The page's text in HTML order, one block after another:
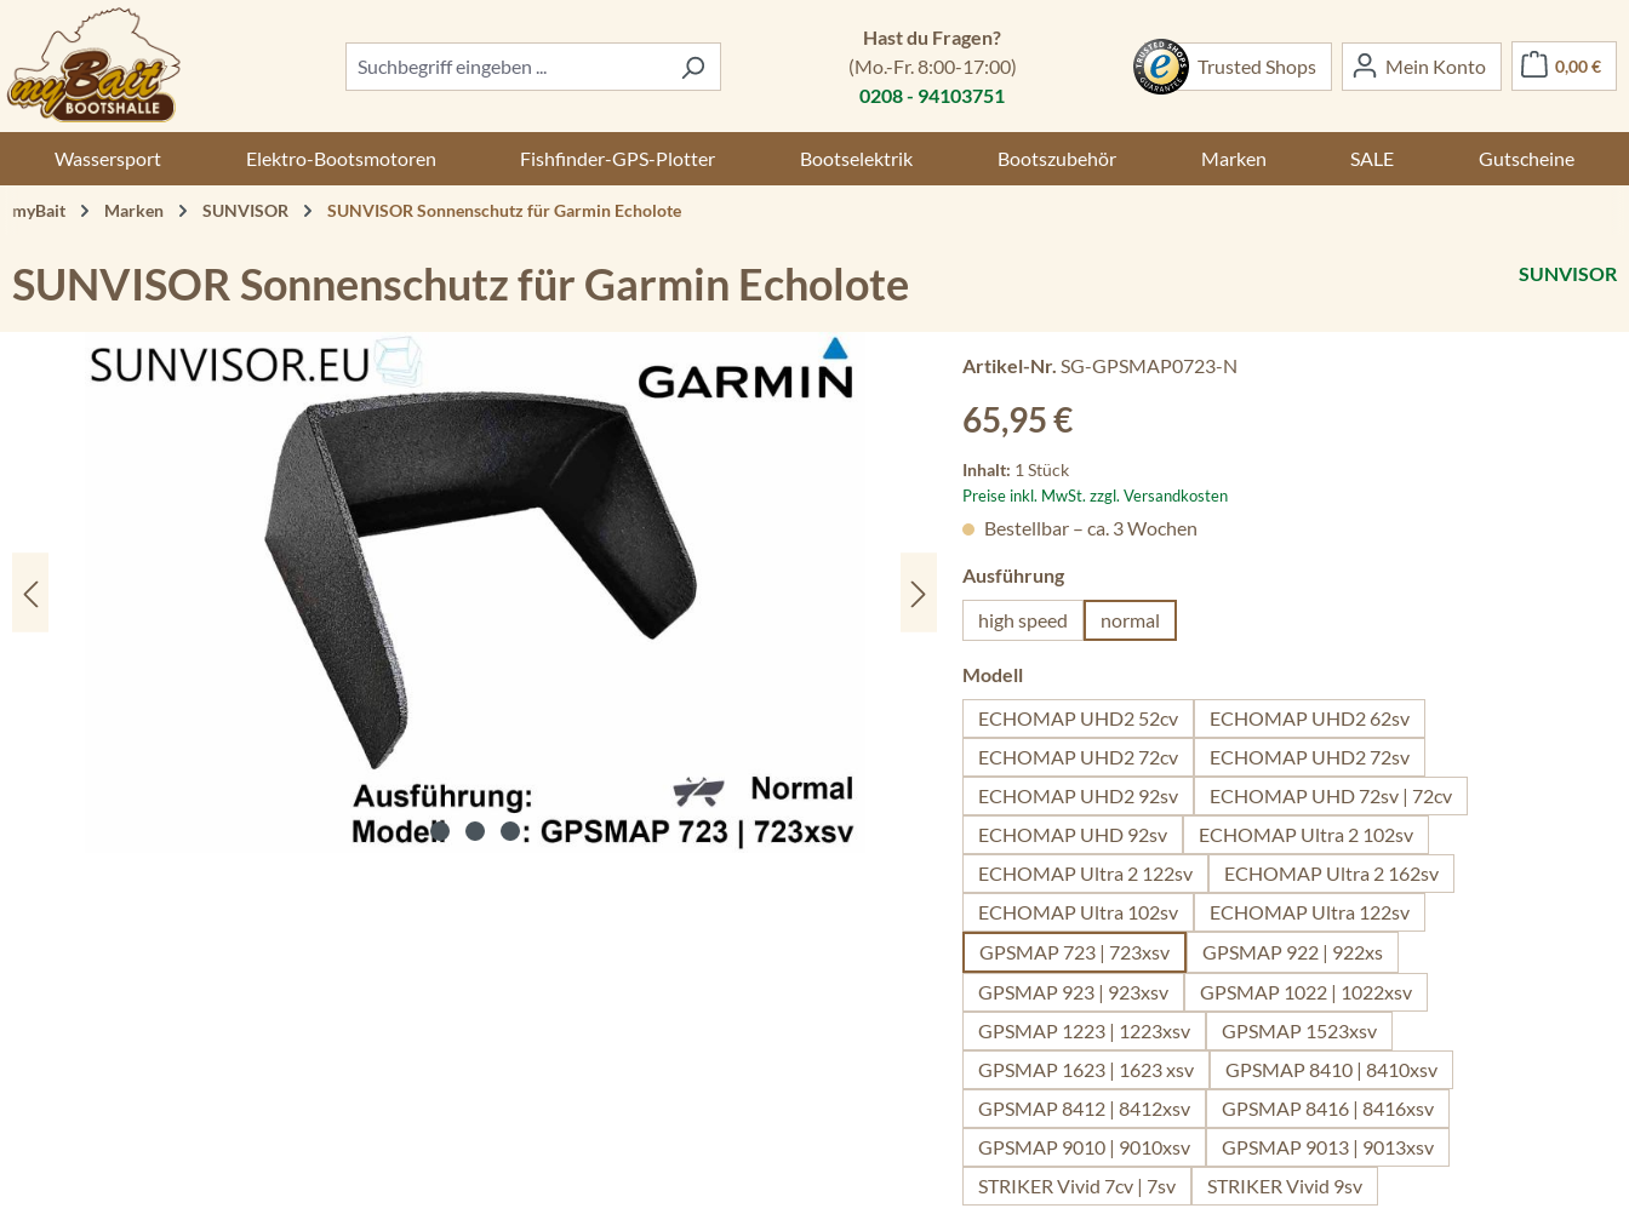
Hauptinhalt springen
Zur Suche springen
Zur Hauptnavigation springen
Hast du Fragen?
(Mo.-Fr. 8:00-17:00)
0208 - 94103751
Trusted Shops Mein Konto 0,00 €
Wassersport Elektro-Bootsmotoren Fishfinder-GPS-Plotter Bootselektrik Bootszubehör Marken SALE Gutscheine
myBait Marken SUNVISOR SUNVISOR Sonnenschutz für Garmin Echolote
SUNVISOR Sonnenschutz für Garmin Echolote SUNVISOR
Bildergalerie überspringen
Artikel-Nr. SG-GPSMAP0723-N
Regulärer Preis:
65,95 €
Inhalt: 1 Stück
Preise inkl. MwSt. zzgl. Versandkosten
Bestellbar – ca. 3 Wochen
Ausführungauswählen
high speed
normal
Modellauswählen
ECHOMAP UHD2 52cv
ECHOMAP UHD2 62sv
ECHOMAP UHD2 72cv
ECHOMAP UHD2 72sv
ECHOMAP UHD2 92sv
ECHOMAP UHD 72sv | 72cv
ECHOMAP UHD 92sv
ECHOMAP Ultra 2 102sv
ECHOMAP Ultra 2 122sv
ECHOMAP Ultra 2 162sv
ECHOMAP Ultra 102sv
ECHOMAP Ultra 122sv
GPSMAP 723 | 723xsv
GPSMAP 922 | 922xs
GPSMAP 923 | 923xsv
GPSMAP 1022 | 1022xsv
GPSMAP 1223 | 1223xsv
GPSMAP 1523xsv
GPSMAP 1623 | 1623 xsv
GPSMAP 8410 | 8410xsv
GPSMAP 8412 | 8412xsv
GPSMAP 8416 | 8416xsv
GPSMAP 9010 | 9010xsv
GPSMAP 9013 | 9013xsv
STRIKER Vivid 7cv | 7sv
STRIKER Vivid 9sv